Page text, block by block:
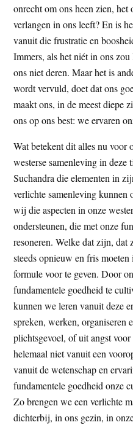
onrecht om ons heen zien,
verlangen in ons leeft? En is
vanuit die frustratie en
Immers, als het niét in ons
ons niet deren. Maar het is
wordt vervuld, doet dat ons
maakt ons, in de meest diepe
ons op ons best: we ervaren
Wat betekent dit alles nu voor
westerse samenleving in
Suchandra die elementen in
verlichte samenleving kunnen
wij die aspecten in onze
ondersteunen, die met onze
resoneren. Welke dat zijn, dat
steeds opnieuw en fris
formule voor te geven. Door
fundamentele goedheid te
kunnen we leren vanuit deze
spreken, werken, organiseren
plichtsgevoel, of uit angst
helemaal niet vanuit een
vanuit de wetenschap en
fundamentele goedheid onze
Zo brengen we een verlichte
dichterbij, in ons gezin, in